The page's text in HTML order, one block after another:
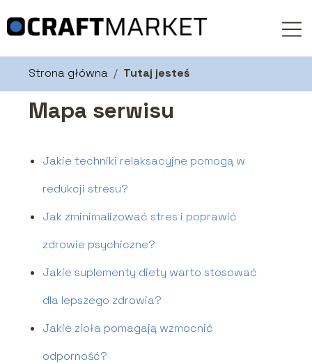
Strona główna / Tutaj jesteś
Mapa serwisu
Jakie techniki relaksacyjne pomogą w
redukcji stresu?
Jak zminimalizować stres i poprawić
zdrowie psychiczne?
Jakie suplementy diety warto stosować
dla lepszego zdrowia?
Jakie zioła pomagają wzmocnić
odporność?